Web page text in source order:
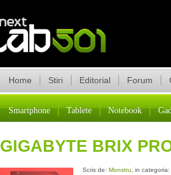
Home Stiri Editorial Forum
Smartphone Tablete Notebook
GIGABYTE BRIX
Scris de: Monstru , in categoria: